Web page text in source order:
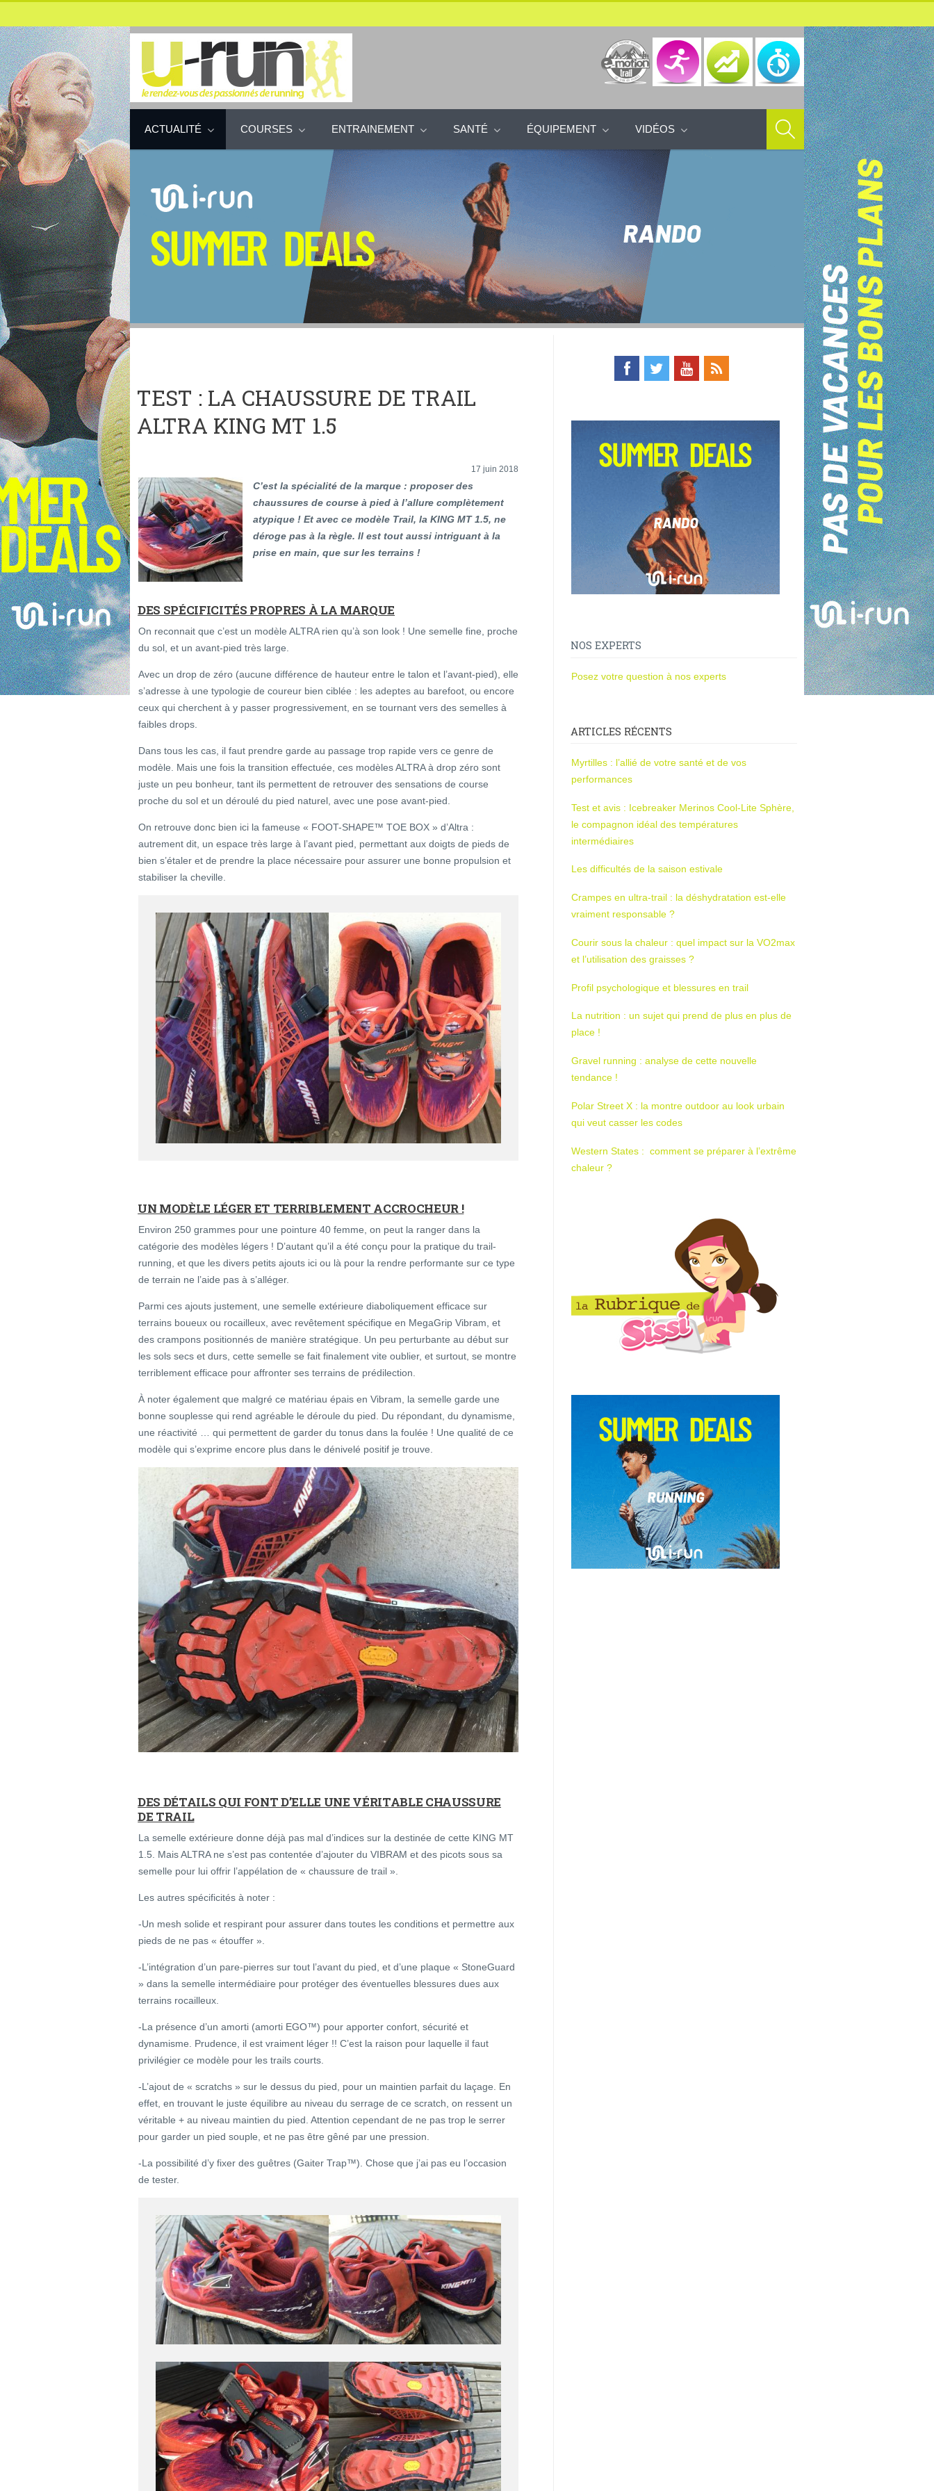
ACTUALITÉ COURSES ENTRAINEMENT SANTÉ ÉQUIPEMENT VIDÉOS
TEST : LA CHAUSSURE DE TRAIL
ALTRA KING MT 1.5
17 juin 2018
C’est la spécialité de la marque : proposer des
chaussures de course à pied à l’allure complètement
atypique ! Et avec ce modèle Trail, la KING MT 1.5, ne
déroge pas à la règle. Il est tout aussi intriguant à la
prise en main, que sur les terrains !
DES SPÉCIFICITÉS PROPRES À LA MARQUE
On reconnait que c’est un modèle ALTRA rien qu’à son look ! Une semelle fine, proche
du sol, et un avant-pied très large.
Avec un drop de zéro (aucune différence de hauteur entre le talon et l’avant-pied), elle
s’adresse à une typologie de coureur bien ciblée : les adeptes au barefoot, ou encore
ceux qui cherchent à y passer progressivement, en se tournant vers des semelles à
faibles drops.
Dans tous les cas, il faut prendre garde au passage trop rapide vers ce genre de
modèle. Mais une fois la transition effectuée, ces modèles ALTRA à drop zéro sont
juste un peu bonheur, tant ils permettent de retrouver des sensations de course
proche du sol et un déroulé du pied naturel, avec une pose avant-pied.
On retrouve donc bien ici la fameuse « FOOT-SHAPE™ TOE BOX » d’Altra :
autrement dit, un espace très large à l’avant pied, permettant aux doigts de pieds de
bien s’étaler et de prendre la place nécessaire pour assurer une bonne propulsion et
stabiliser la cheville.
UN MODÈLE LÉGER ET TERRIBLEMENT ACCROCHEUR !
Environ 250 grammes pour une pointure 40 femme, on peut la ranger dans la
catégorie des modèles légers ! D’autant qu’il a été conçu pour la pratique du trail-
running, et que les divers petits ajouts ici ou là pour la rendre performante sur ce type
de terrain ne l’aide pas à s’alléger.
Parmi ces ajouts justement, une semelle extérieure diaboliquement efficace sur
terrains boueux ou rocailleux, avec revêtement spécifique en MegaGrip Vibram, et
des crampons positionnés de manière stratégique. Un peu perturbante au début sur
les sols secs et durs, cette semelle se fait finalement vite oublier, et surtout, se montre
terriblement efficace pour affronter ses terrains de prédilection.
À noter également que malgré ce matériau épais en Vibram, la semelle garde une
bonne souplesse qui rend agréable le déroule du pied. Du répondant, du dynamisme,
une réactivité … qui permettent de garder du tonus dans la foulée ! Une qualité de ce
modèle qui s’exprime encore plus dans le dénivelé positif je trouve.
DES DÉTAILS QUI FONT D’ELLE UNE VÉRITABLE CHAUSSURE
DE TRAIL
La semelle extérieure donne déjà pas mal d’indices sur la destinée de cette KING MT
1.5. Mais ALTRA ne s’est pas contentée d’ajouter du VIBRAM et des picots sous sa
semelle pour lui offrir l’appélation de « chaussure de trail ».
Les autres spécificités à noter :
-Un mesh solide et respirant pour assurer dans toutes les conditions et permettre aux
pieds de ne pas « étouffer ».
-L’intégration d’un pare-pierres sur tout l’avant du pied, et d’une plaque « StoneGuard
» dans la semelle intermédiaire pour protéger des éventuelles blessures dues aux
terrains rocailleux.
-La présence d’un amorti (amorti EGO™) pour apporter confort, sécurité et
dynamisme. Prudence, il est vraiment léger !! C’est la raison pour laquelle il faut
privilégier ce modèle pour les trails courts.
-L’ajout de « scratchs » sur le dessus du pied, pour un maintien parfait du laçage. En
effet, en trouvant le juste équilibre au niveau du serrage de ce scratch, on ressent un
véritable + au niveau maintien du pied. Attention cependant de ne pas trop le serrer
pour garder un pied souple, et ne pas être gêné par une pression.
-La possibilité d’y fixer des guêtres (Gaiter Trap™). Chose que j’ai pas eu l’occasion
de tester.
NOS EXPERTS
Posez votre question à nos experts
ARTICLES RÉCENTS
Myrtilles : l’allié de votre santé et de vos
performances
Test et avis : Icebreaker Merinos Cool-Lite Sphère,
le compagnon idéal des températures
intermédiaires
Les difficultés de la saison estivale
Crampes en ultra-trail : la déshydratation est-elle
vraiment responsable ?
Courir sous la chaleur : quel impact sur la VO2max
et l’utilisation des graisses ?
Profil psychologique et blessures en trail
La nutrition : un sujet qui prend de plus en plus de
place !
Gravel running : analyse de cette nouvelle
tendance !
Polar Street X : la montre outdoor au look urbain
qui veut casser les codes
Western States : comment se préparer à l’extrême
chaleur ?